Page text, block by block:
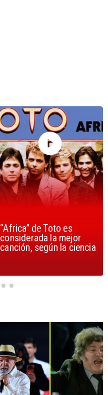
“Africa” de Toto es
considerada la mejor
canción, según la ciencia